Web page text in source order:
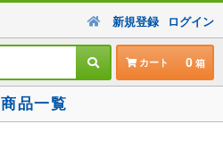
新規登録 ログイン
カート 0
商品一覧